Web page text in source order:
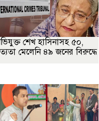
শেখ হাসিনাসহ ৫০,
মেলেনি ৪৯ জনের বিরুদ্ধে